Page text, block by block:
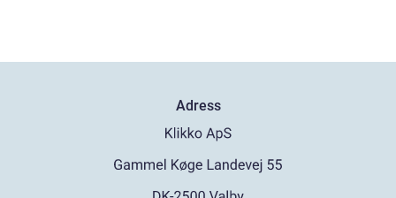
Adress